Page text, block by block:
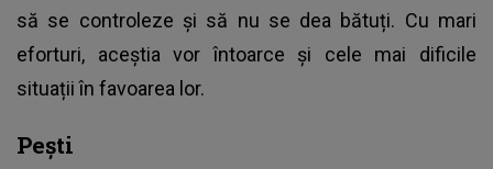
să se controleze și să nu se dea bătuți. Cu mari
eforturi, aceștia vor întoarce și cele mai dificile
situații în favoarea lor.
Pești